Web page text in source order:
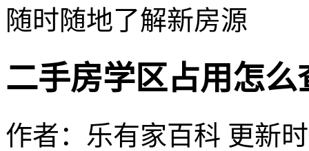
随时随地了解新房源
二手房学区占用怎么
作者：乐有家百科 更新